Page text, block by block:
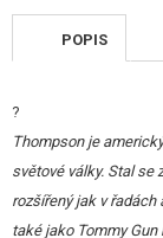
POPIS
?
Thompson je
světové války. Stal se
rozšířený jak v
také jako Tommy Gun